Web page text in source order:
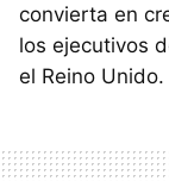
convierta en
los ejecutivos
el Reino Unido.